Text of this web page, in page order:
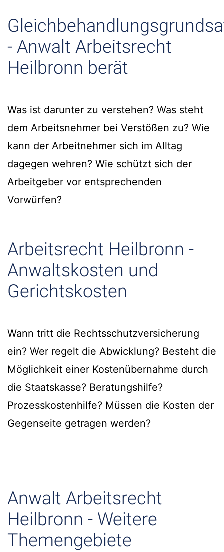
- Anwalt Arbeitsrecht
Heilbronn berät
Was ist darunter zu verstehen? Was steht
dem Arbeitsnehmer bei Verstößen zu? Wie
kann der Arbeitnehmer sich im Alltag
dagegen wehren? Wie schützt sich der
Arbeitgeber vor entsprechenden
Vorwürfen?
Arbeitsrecht Heilbronn -
Anwaltskosten und
Gerichtskosten
Wann tritt die Rechtsschutzversicherung
ein? Wer regelt die Abwicklung? Besteht die
Möglichkeit einer Kostenübernahme durch
die Staatskasse? Beratungshilfe?
Prozesskostenhilfe? Müssen die Kosten der
Gegenseite getragen werden?
Anwalt Arbeitsrecht
Heilbronn - Weitere
Themengebiete